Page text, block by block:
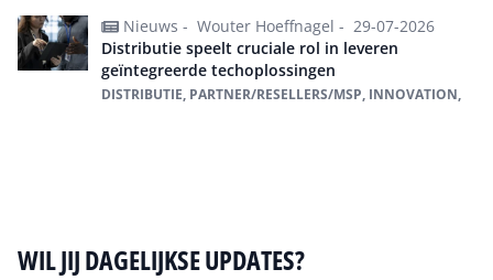
Nieuws - Wouter Hoeffnagel - 29-07-2026
Distributie speelt cruciale rol in leveren
geïntegreerde techoplossingen
DISTRIBUTIE, PARTNER/RESELLERS/MSP, INNOVATION,
WIL JIJ DAGELIJKSE UPDATES?